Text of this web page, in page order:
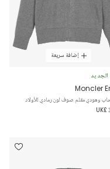
إضافة سريعة
الجديد
Moncler
وهودي مقلم صوف لون رمادي للأولاد
UK£